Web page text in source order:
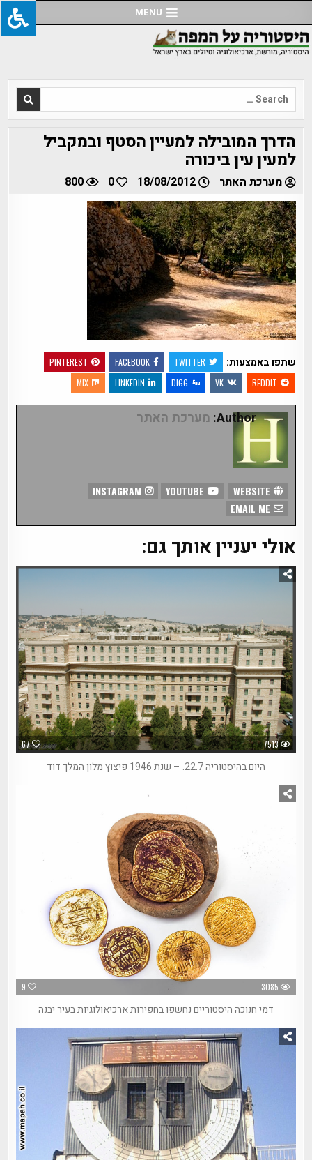
to
content
MENU
Search
for:
הדרך המובילה למעיין הסטף ובמקביל
למעין עין ביכורה
מערכת האתר 18/08/2012
0
800
שתפו באמצעות: TWITTER
FACEBOOK
PINTEREST
REDDIT
VK
DIGG
LINKEDIN
MIX
Author: מערכת האתר
INSTAGRAM
אולי יעניין אותך גם:
67 7513
היום בהיסטוריה 22.7. – שנת 1946 פיצוץ מלון המלך דוד
9 3085
דמי חנוכה היסטוריים נחשפו בחפירות ארכיאולוגיות בעיר יבנה